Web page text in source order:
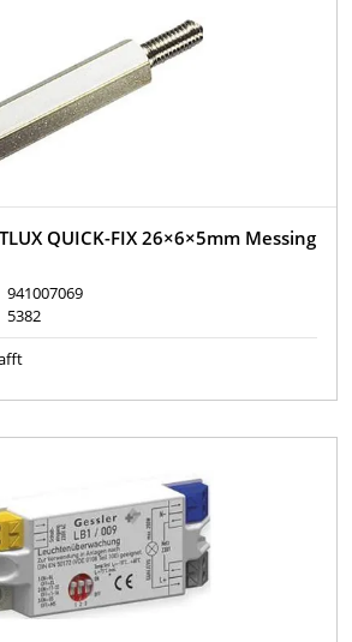
QUICK-FIX 26×6×5mm Messing
941007069
5382